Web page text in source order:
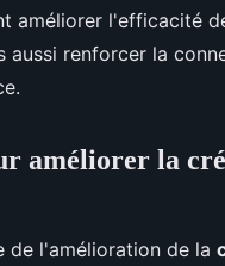
améliorer l'efficacité
aussi renforcer la
améliorer la
de l'amélioration de la